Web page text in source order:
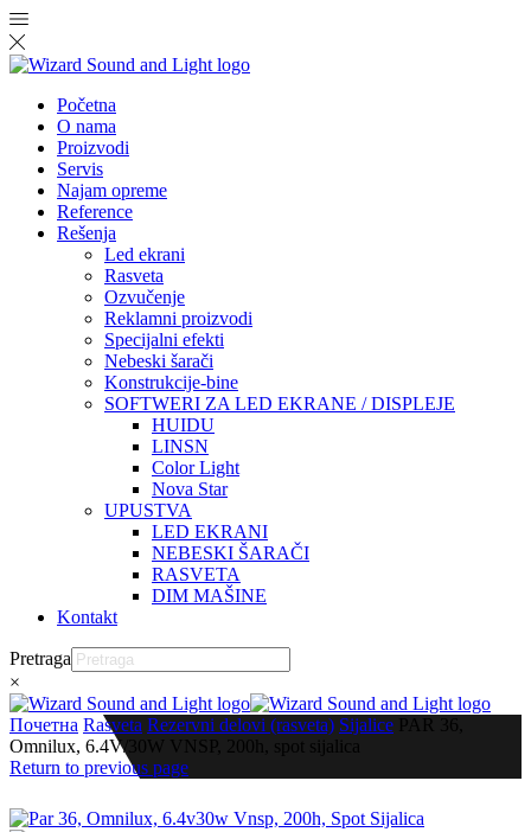
Početna
O nama
Proizvodi
Servis
Najam opreme
Reference
Rešenja
Led ekrani
Rasveta
Ozvučenje
Reklamni proizvodi
Specijalni efekti
Nebeski šarači
Konstrukcije-bine
SOFTWERI ZA LED EKRANE / DISPLEJE
HUIDU
LINSN
Color Light
Nova Star
UPUSTVA
LED EKRANI
NEBESKI ŠARAČI
RASVETA
DIM MAŠINE
Kontakt
Pretraga
×
Почетна Rasveta Rezervni delovi (rasveta) Sijalice PAR 36,
Omnilux, 6.4V/30W VNSP, 200h, spot sijalica
Return to previous page